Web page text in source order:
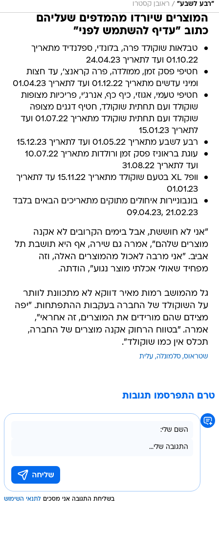
"רבע לשבע" / ראובן קסטרו
המוצרים שיורדו מהמדפים שעליהם
כתוב "עדיף להשתמש לפני"
טבלאות שוקולד פרה, בלונדי, ספלנדיד מתאריך
01.10.22 ועד לתאריך 24.04.23
חטיפי פסק זמן, ממולדה, פרה קראנצ', עד חצות
ומיני עדשים מתאריך 01.12.22 ועד לתאריך 01.04.23
חטיפי טעמי, אגוזי, כיף כף, אנרג'י, פריכיות מצופות
שוקולד ועם תחתית שוקולד, חטיף דגנים מצופה
שוקולד ועם תחתית שוקולד מתאריך 01.07.22 ועד
לתאריך 15.01.23
רבע לשבע מתאריך 01.05.22 ועד לתאריך 15.12.23
עוגת בראוניז פסק זמן ורולדות מתאריך 10.07.22
ועד לתאריך 31.08.22
וופל XL בטעם שוקולד מתאריך 15.11.22 עד לתאריך
01.01.23
בונבוניירות איחולים מתוקים מתאריכים הבאים בלבד
21.02.23 ,09.04.23
"אני לא חוששת, אבל בימים הקרובים לא אקנה
מוצרים שלהם", אמרה גם שירה, אף היא תושבת תל
אביב. "אני מרבה לאכול מהמוצרים האלה, וזה
מפחיד שאולי אכלתי מוצר נגוע", הודתה.
גל מהמושב רמות מאיר דווקא לא מתכוונת לוותר
על השוקולד של החברה בעקבות ההתפתחות. "יפה
מצידם שהם מורידים את המוצרים, זה אחראי",
אמרה. "בטווח הרחוק אקנה מוצרים של החברה,
תכלס אין כמו שוקולד".
שטראוס סלמונלה עלית
טרם התפרסמו תגובות
בשליחת התגובה אני מסכים לתנאי השימוש